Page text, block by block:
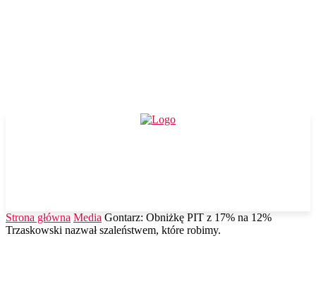
Strona główna Media Gontarz: Obniżkę PIT z 17% na 12%
Trzaskowski nazwał szaleństwem, które robimy.